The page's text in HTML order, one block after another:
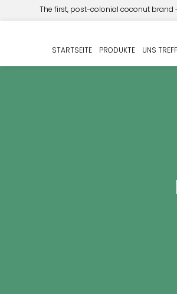
The first, post-colonial coconut brand
STARTSEITE PRODUKTE UNS